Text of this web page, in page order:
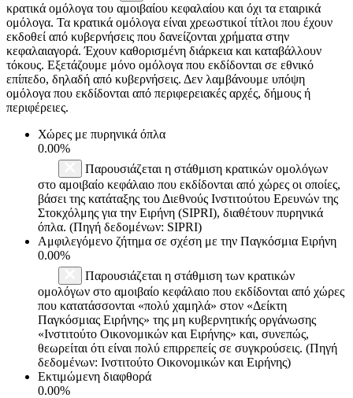
κρατικά ομόλογα του αμοιβαίου κεφαλαίου και όχι τα εταιρικά
ομόλογα. Τα κρατικά ομόλογα είναι χρεωστικοί τίτλοι που έχουν
εκδοθεί από κυβερνήσεις που δανείζονται χρήματα στην
κεφαλαιαγορά. Έχουν καθορισμένη διάρκεια και καταβάλλουν
τόκους. Εξετάζουμε μόνο ομόλογα που εκδίδονται σε εθνικό
επίπεδο, δηλαδή από κυβερνήσεις. Δεν λαμβάνουμε υπόψη
ομόλογα που εκδίδονται από περιφερειακές αρχές, δήμους ή
περιφέρειες.
Χώρες με πυρηνικά όπλα
0.00%
Παρουσιάζεται η στάθμιση κρατικών ομολόγων
στο αμοιβαίο κεφάλαιο που εκδίδονται από χώρες οι οποίες,
βάσει της κατάταξης του Διεθνούς Ινστιτούτου Ερευνών της
Στοκχόλμης για την Ειρήνη (SIPRI), διαθέτουν πυρηνικά
όπλα. (Πηγή δεδομένων: SIPRI)
Αμφιλεγόμενο ζήτημα σε σχέση με την Παγκόσμια Ειρήνη
0.00%
Παρουσιάζεται η στάθμιση των κρατικών
ομολόγων στο αμοιβαίο κεφάλαιο που εκδίδονται από χώρες
που κατατάσσονται «πολύ χαμηλά» στον «Δείκτη
Παγκόσμιας Ειρήνης» της μη κυβερνητικής οργάνωσης
«Ινστιτούτο Οικονομικών και Ειρήνης» και, συνεπώς,
θεωρείται ότι είναι πολύ επιρρεπείς σε συγκρούσεις. (Πηγή
δεδομένων: Ινστιτούτο Οικονομικών και Ειρήνης)
Εκτιμώμενη διαφθορά
0.00%